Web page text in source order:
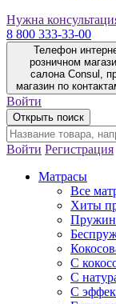
Нужна
8 800 333-33-00
Телефон
розничном
салона Consul,
магазин по
Войти
Открыть поиск
Войти Регистрация
Матрасы
Все
Хиты
С
С
С